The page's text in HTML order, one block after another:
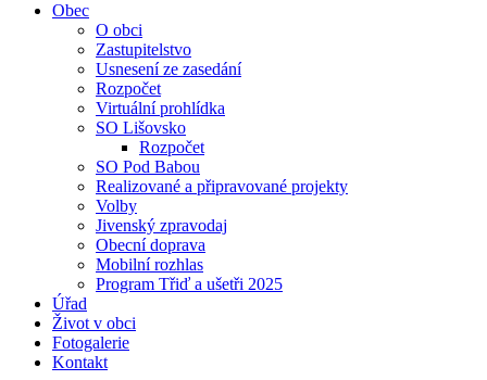
Obec
O obci
Zastupitelstvo
Usnesení ze zasedání
Rozpočet
Virtuální prohlídka
SO Lišovsko
Rozpočet
SO Pod Babou
Realizované a připravované projekty
Volby
Jivenský zpravodaj
Obecní doprava
Mobilní rozhlas
Program Třiď a ušetři 2025
Úřad
Život v obci
Fotogalerie
Kontakt